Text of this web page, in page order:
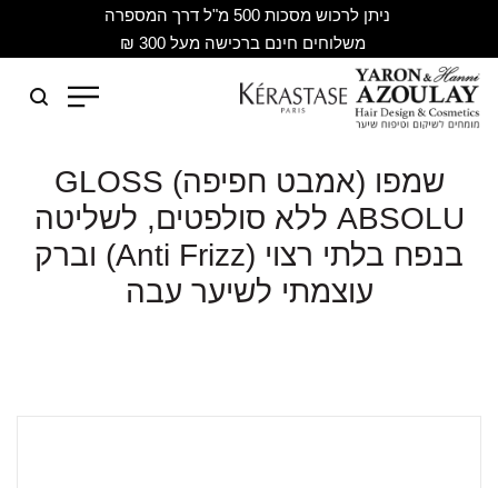
ניתן לרכוש מסכות 500 מ"ל דרך המספרה
משלוחים חינם ברכישה מעל 300 ₪
שמפו (אמבט חפיפה) GLOSS
ABSOLU ללא סולפטים, לשליטה
בנפח בלתי רצוי (Anti Frizz) וברק
עוצמתי לשיער עבה